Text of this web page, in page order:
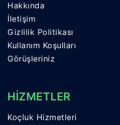
Hakkında
İletişim
Gizlilik Politikası
Kullanım Koşulları
Görüşleriniz
HİZMETLER
Koçluk Hizmetleri